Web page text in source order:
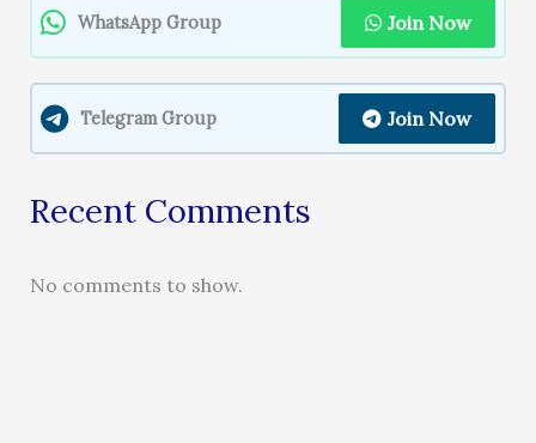
WhatsApp Group Join Now
Telegram Group Join Now
Recent Comments
No comments to show.